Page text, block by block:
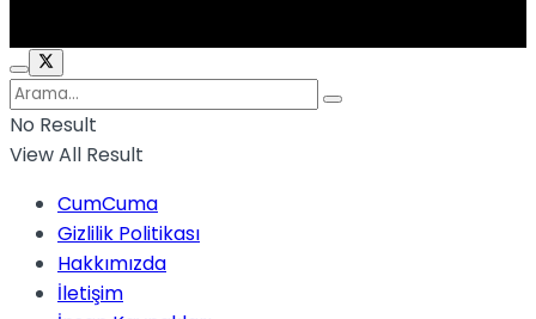
No Result
View All Result
CumCuma
Gizlilik Politikası
Hakkımızda
İletişim